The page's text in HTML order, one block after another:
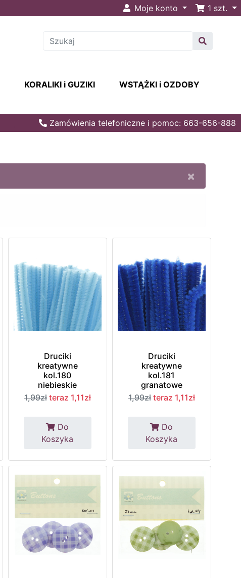
Moje konto 1 szt.
KORALIKI i GUZIKI WSTĄŻKI i OZDOBY
Zamówienia telefoniczne i pomoc: 663-656-888
×
Druciki
kreatywne
kol.180
niebieskie
1,99zł teraz 1,11zł
Do
Koszyka
Druciki
kreatywne
kol.181
granatowe
1,99zł teraz 1,11zł
Do
Koszyka